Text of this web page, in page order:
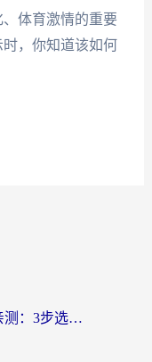
体育激情的重要
，你知道该如何
穿梭和海归好用吗？海外党亲测：3步选对回国加速器，无缝刷国内剧玩手游